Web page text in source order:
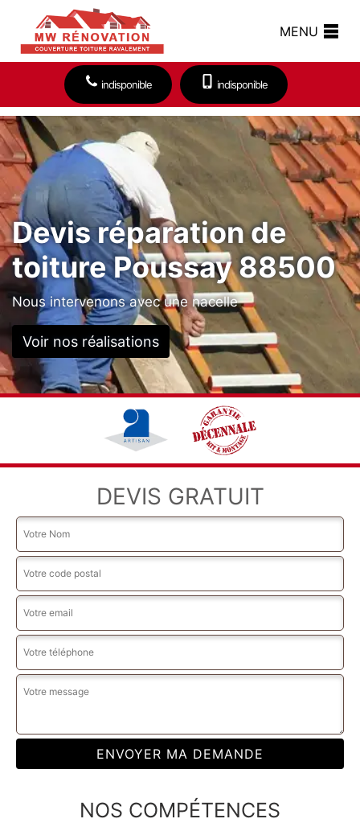
MENU
indisponible indisponible
Devis réparation de
toiture Poussay 88500
Nous intervenons avec une nacelle
Voir nos réalisations
DEVIS GRATUIT
NOS COMPÉTENCES